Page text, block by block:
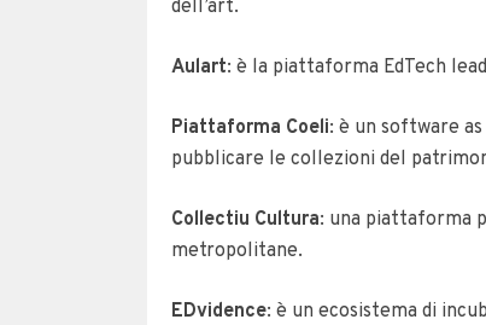
dell’art.
Aulart: è la piattaforma EdTech
Piattaforma Coeli: è un software
pubblicare le collezioni del
Collectiu Cultura: una piattaforma
metropolitane.
EDvidence: è un ecosistema di